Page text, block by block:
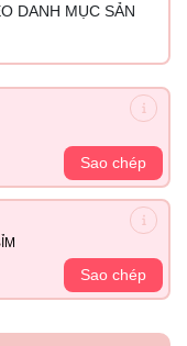
DANH MỤC SẢN
Sao chép
Sao chép